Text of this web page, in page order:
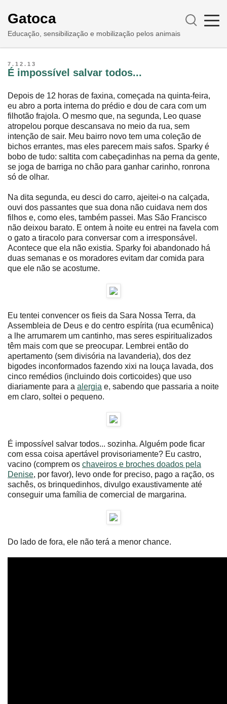
Gatoca
Educação, sensibilização e mobilização pelos animais
7.12.13
É impossível salvar todos...
Depois de 12 horas de faxina, começada na quinta-feira,
eu abro a porta interna do prédio e dou de cara com um
filhotão frajola. O mesmo que, na segunda, Leo quase
atropelou porque descansava no meio da rua, sem
intenção de sair. Meu bairro novo tem uma coleção de
bichos errantes, mas eles parecem mais safos. Sparky é
bobo de tudo: saltita com cabeçadinhas na perna da gente,
se joga de barriga no chão para ganhar carinho, ronrona
só de olhar.
Na dita segunda, eu desci do carro, ajeitei-o na calçada,
ouvi dos passantes que sua dona não cuidava nem dos
filhos e, como eles, também passei. Mas São Francisco
não deixou barato. E ontem à noite eu entrei na favela com
o gato a tiracolo para conversar com a irresponsável.
Acontece que ela não existia. Sparky foi abandonado há
duas semanas e os moradores evitam dar comida para
que ele não se acostume.
Eu tentei convencer os fieis da Sara Nossa Terra, da
Assembleia de Deus e do centro espírita (rua ecumênica)
a lhe arrumarem um cantinho, mas seres espiritualizados
têm mais com que se preocupar. Lembrei então do
apertamento (sem divisória na lavanderia), dos dez
bigodes inconformados fazendo xixi na louça lavada, dos
cinco remédios (incluindo dois corticoides) que uso
diariamente para a alergia e, sabendo que passaria a noite
em claro, soltei o pequeno.
É impossível salvar todos... sozinha. Alguém pode ficar
com essa coisa apertável provisoriamente? Eu castro,
vacino (comprem os chaveiros e broches doados pela
Denise, por favor), levo onde for preciso, pago a ração, os
sachês, os brinquedinhos, divulgo exaustivamente até
conseguir uma família de comercial de margarina.
Do lado de fora, ele não terá a menor chance.